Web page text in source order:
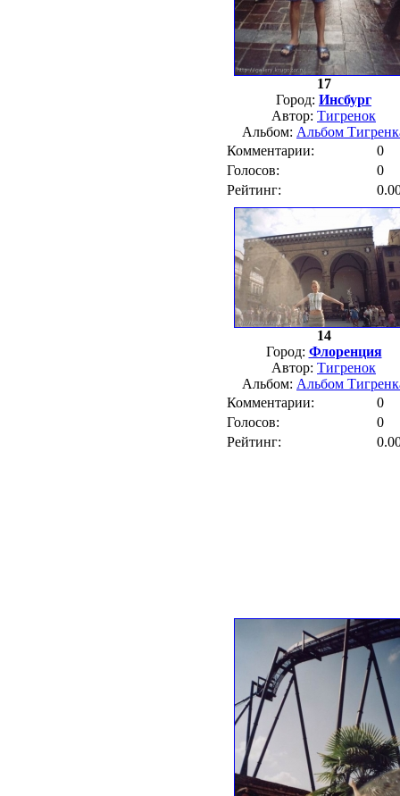
17
Город: Инсбург
Автор: Тигренок
Альбом: Альбом
Комментарии:
0
Голосов:
0
Рейтинг:
14
Город: Флоренция
Автор: Тигренок
Альбом: Альбом
Комментарии:
0
Голосов:
0
Рейтинг: